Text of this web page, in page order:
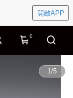
開啟APP
0
1/5